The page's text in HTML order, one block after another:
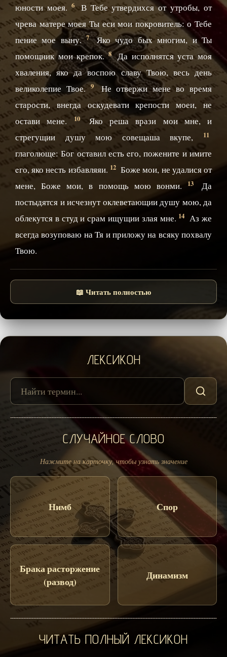
юности моея. 6 В Тебе утвердихся от утробы, от
чрева матере моея Ты еси мои покровитель: о Тебе
пение мое выну.7 Яко чудо бых многим, и Ты
помощник мои крепок.8 Да исполнятся уста моя
хваления, яко да воспою славу Твою, весь день
великолепие Твое.9 Не отвержи мене во время
старости, внегда оскудевати крепости моеи, не
остави мене. 10 Яко реша врази мои мне, и
стрегущии душу мою совещаша вкупе,
11
глаголюще: Бог оставил есть eго, пожените и имите
eго, яко несть избавляяи. 12 Боже мои, не удалися от
мене, Боже мои, в помощь мою вонми.
13
Да
постыдятся и исчезнут оклеветающии душу мою, да
облекутся в студ и срам ищущии злая мне. 14 Аз же
всегда возуповаю на Тя и приложу на всяку похвалу
Твою.
📖 Читать полностью
ЛЕКСИКОН
СЛУЧАЙНОЕ СЛОВО
Нажмите на карточку, чтобы узнать значение
Нимб Спор
Брака расторжение
(развод)
Динамизм
ЧИТАТЬ ПОЛНЫЙ ЛЕКСИКОН